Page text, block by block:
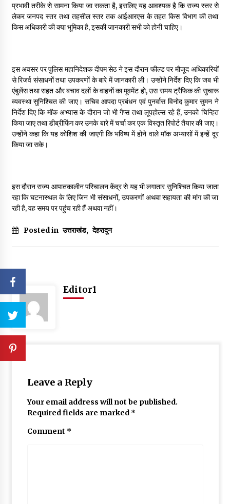
प्रभावी तरीके से सामना किया जा सकता है, इसलिए यह आवश्यक है कि राज्य स्तर से
लेकर जनपद स्तर तथा तहसील स्तर तक आईआरएस के तहत किस विभाग की तथा
किस अधिकारी की क्या भूमिका है, इसकी जानकारी सभी को होनी चाहिए।
इस अवसर पर पुलिस महानिदेशक दीपम सेठ ने इस दौरान फील्ड पर मौजूद अधिकारियों
से रिजर्व संसाधनों तथा उपकरणों के बारे में जानकारी ली। उन्होंने निर्देश दिए कि जब भी
एंबुलेंस तथा राहत और बचाव दलों के वाहनों का मूवमेंट हो, उस समय ट्रैफिक की सुचारू
व्यवस्था सुनिश्चित की जाए। सचिव आपदा प्रबंधन एवं पुनर्वास विनोद कुमार सुमन ने
निर्देश दिए कि मॉक अभ्यास के दौरान जो भी गैप्स तथा लूपहोल्स रहे हैं, उनको चिन्हित
किया जाए तथा डीब्रीफिंग कर उनके बारे में चर्चा कर एक विस्तृत रिपोर्ट तैयार की जाए।
उन्होंने कहा कि यह कोशिश की जाएगी कि भविष्य में होने वाले मॉक अभ्यासों में इन्हें दूर
किया जा सके।
इस दौरान राज्य आपातकालीन परिचालन केंद्र से यह भी लगातार सुनिश्चित किया जाता
रहा कि घटनास्थल के लिए जिन भी संसाधनों, उपकरणों अथवा सहायता की मांग की जा
रही है, वह समय पर पहुंच रही हैं अथवा नहीं।
Posted in उत्तराखंड, देहरादून
Editor1
Leave a Reply
Your email address will not be published.
Required fields are marked *
Comment *